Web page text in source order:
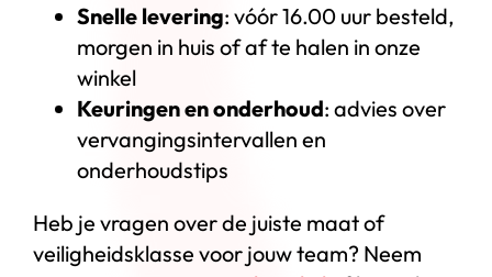
Snelle levering: vóór 16.00 uur besteld,
morgen in huis of af te halen in onze
winkel
Keuringen en onderhoud: advies over
vervangingsintervallen en
onderhoudstips
Heb je vragen over de juiste maat of
veiligheidsklasse voor jouw team? Neem